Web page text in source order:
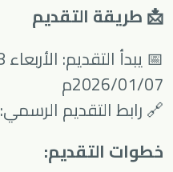
📩 طريقة التقديم
2026/01/07م
🔗 رابط التقديم الرسمي:
خطوات التقديم: